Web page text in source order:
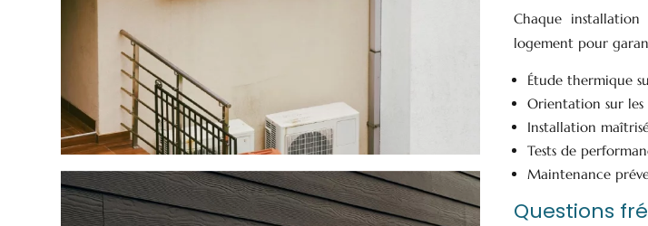
Chaque
logement pour
Étude thermique
Orientation sur les
Installation
Tests de
Maintenance
Questions